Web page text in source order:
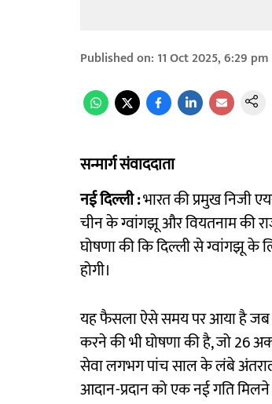
Published on: 11 Oct 2025, 6:29 pm
सन्मार्ग संवाददाता
नई दिल्ली :भारत की प्रमुख निजी
चीन के ग्वांगझू और वियतनाम की
घोषणा की कि दिल्ली से ग्वांगझू
होगी।
यह फैसला ऐसे समय पर आया है जब
करने की भी घोषणा की है, जो 26
सेवा लगभग पांच साल के लंबे
आदान-प्रदान को एक नई गति मिलने